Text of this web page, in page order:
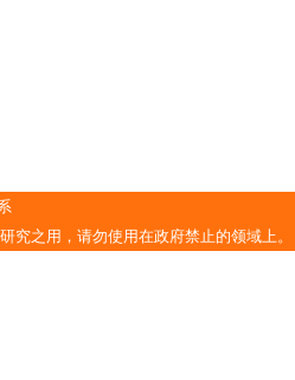
究之用，请勿使用在政府禁止的领域上。